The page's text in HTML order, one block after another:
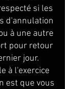
si les
d'annulation
à une autre
pour retour
jour.
à l'exercice
est que vous